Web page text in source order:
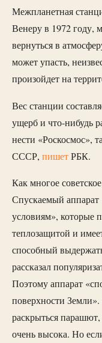
Межпланетная
Венеру в 1972 году,
вернуться в
может упасть,
произойдет на
Вес станции
ущерб и что-нибудь
нести «Роскосмос»,
СССР, пишетРБК.
Как многое
Спускаемый
условиям», которые
теплозащитой и
способный
рассказал
Поэтому аппарат
поверхности
раскрыться парашют,
очень высока. Но